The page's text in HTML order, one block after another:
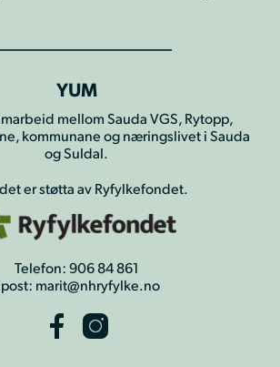
YUM
mellom Sauda VGS, Rytopp,
kommunane og næringslivet i Sauda
og Suldal.
er støtta av Ryfylkefondet.
Telefon: 906 84 861
marit@nhryfylke.no